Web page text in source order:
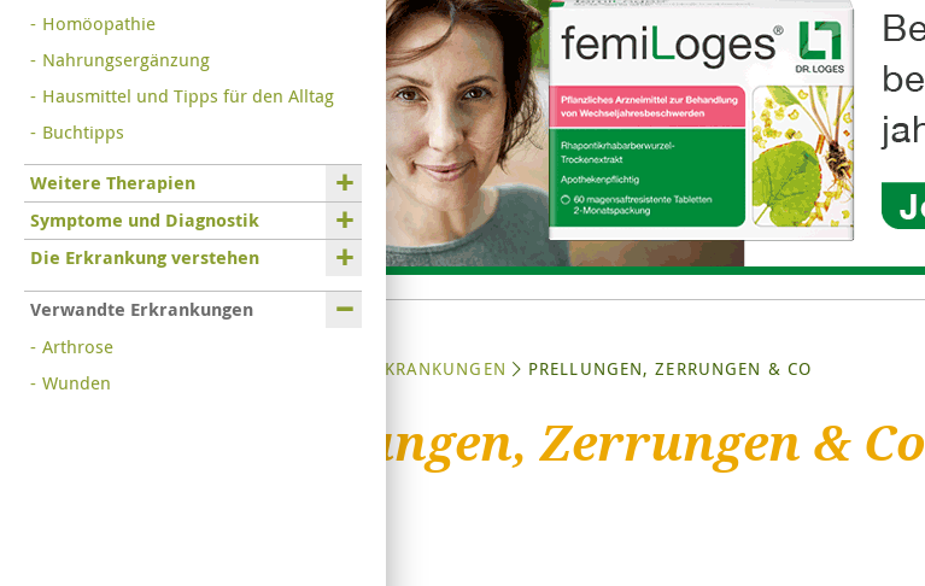
ERKRANKUNGEN PRELLUNGEN, ZERRUNGEN & CO
Prellungen, Zerrungen & Co
Homöopathie
Nahrungsergänzung
Hausmittel und Tipps für den Alltag
Buchtipps
Weitere Therapien
Symptome und Diagnostik
Die Erkrankung verstehen
Verwandte Erkrankungen
Arthrose
Wunden